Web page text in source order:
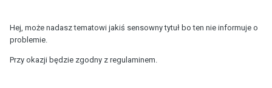
Hej, może nadasz tematowi jakiś sensowny tytuł bo ten nie informuje o
problemie.
Przy okazji będzie zgodny z regulaminem.